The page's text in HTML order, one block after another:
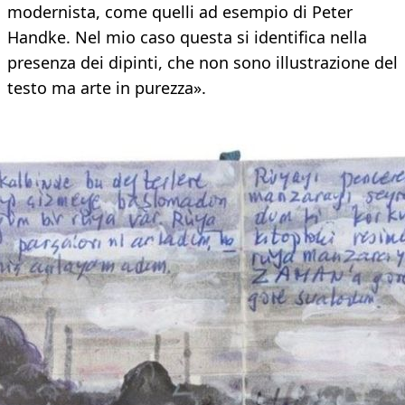
modernista, come quelli ad esempio di Peter
Handke. Nel mio caso questa si identifica nella
presenza dei dipinti, che non sono illustrazione del
testo ma arte in purezza».